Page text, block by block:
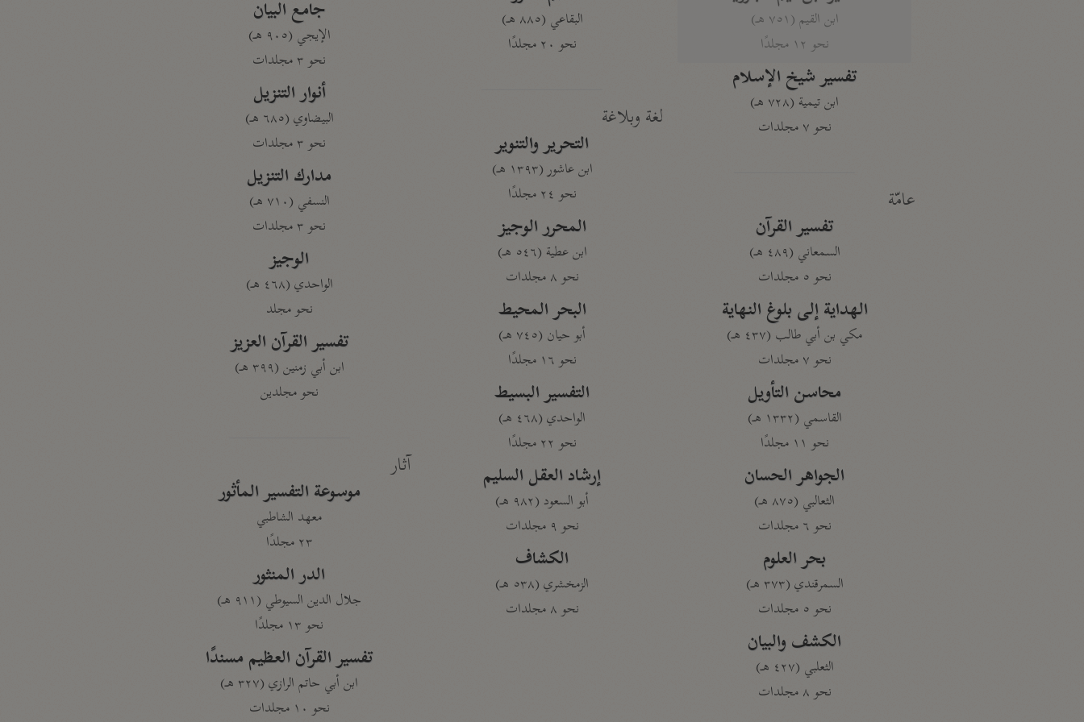
ابن القيم (٧٥١ هـ)
نحو ١٢ مجلدًا
تفسير شيخ الإسلام
ابن تيمية (٧٢٨ هـ)
نحو ٧ مجلدات
عامّة
تفسير القرآن
السمعاني (٤٨٩ هـ)
نحو ٥ مجلدات
الهداية إلى بلوغ النهاية
مكي بن أبي طالب (٤٣٧ هـ)
نحو ٧ مجلدات
محاسن التأويل
القاسمي (١٣٣٢ هـ)
نحو ١١ مجلدًا
الجواهر الحسان
الثعالبي (٨٧٥ هـ)
نحو ٦ مجلدات
بحر العلوم
السمرقندي (٣٧٣ هـ)
نحو ٥ مجلدات
الكشف والبيان
الثعلبي (٤٢٧ هـ)
نحو ٨ مجلدات
البقاعي (٨٨٥ هـ)
نحو ٢٠ مجلدًا
لغة وبلاغة
التحرير والتنوير
ابن عاشور (١٣٩٣ هـ)
نحو ٢٤ مجلدًا
المحرر الوجيز
ابن عطية (٥٤٦ هـ)
نحو ٨ مجلدات
البحر المحيط
أبو حيان (٧٤٥ هـ)
نحو ١٦ مجلدًا
التفسير البسيط
الواحدي (٤٦٨ هـ)
نحو ٢٢ مجلدًا
إرشاد العقل السليم
أبو السعود (٩٨٢ هـ)
نحو ٩ مجلدات
الكشاف
الزمخشري (٥٣٨ هـ)
نحو ٨ مجلدات
جامع البيان
الإيجي (٩٠٥ هـ)
نحو ٣ مجلدات
أنوار التنزيل
البيضاوي (٦٨٥ هـ)
نحو ٣ مجلدات
مدارك التنزيل
النسفي (٧١٠ هـ)
نحو ٣ مجلدات
الوجيز
الواحدي (٤٦٨ هـ)
نحو مجلد
تفسير القرآن العزيز
ابن أبي زمنين (٣٩٩ هـ)
نحو مجلدين
آثار
موسوعة التفسير المأثور
معهد الشاطبي
٢٣ مجلدًا
الدر المنثور
جلال الدين السيوطي (٩١١ هـ)
نحو ١٣ مجلدًا
تفسير القرآن العظيم مسندًا
ابن أبي حاتم الرازي (٣٢٧ هـ)
نحو ١٠ مجلدات